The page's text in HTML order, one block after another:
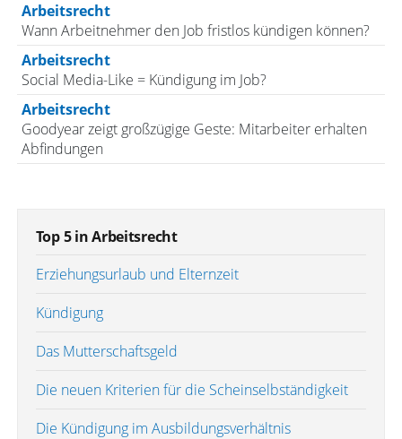
Arbeitsrecht
Wann Arbeitnehmer den Job fristlos kündigen können?
Arbeitsrecht
Social Media-Like = Kündigung im Job?
Arbeitsrecht
Goodyear zeigt großzügige Geste: Mitarbeiter erhalten
Abfindungen
Top 5 in Arbeitsrecht
Erziehungsurlaub und Elternzeit
Kündigung
Das Mutterschaftsgeld
Die neuen Kriterien für die Scheinselbständigkeit
Die Kündigung im Ausbildungsverhältnis